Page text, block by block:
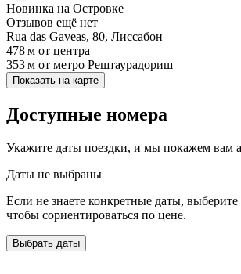
Новинка на Островке
Отзывов ещё нет
Rua das Gaveas, 80, Лиссабон
478 м от центра
353 м от метро Рештаурадориш
Показать на карте
Доступные номера
Укажите даты поездки, и мы покажем вам
Даты не выбраны
Если не знаете конкретные даты,
чтобы сориентироваться по цене.
Выбрать даты